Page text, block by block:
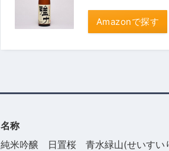
Amazonで探す
名称
純米吟醸 日置桜 青水緑山(せいすい